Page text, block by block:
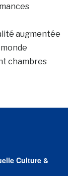
augmentée
chambres
Culture &